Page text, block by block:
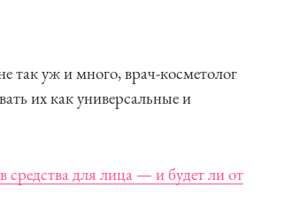
так уж и много, врач-косметолог
их как универсальные и
для лица — и будет ли от